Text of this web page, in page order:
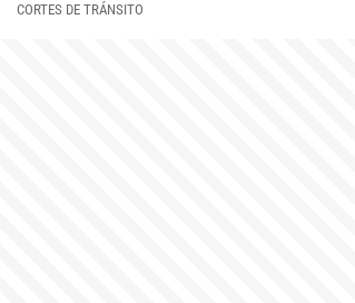
CORTES DE TRÁNSITO